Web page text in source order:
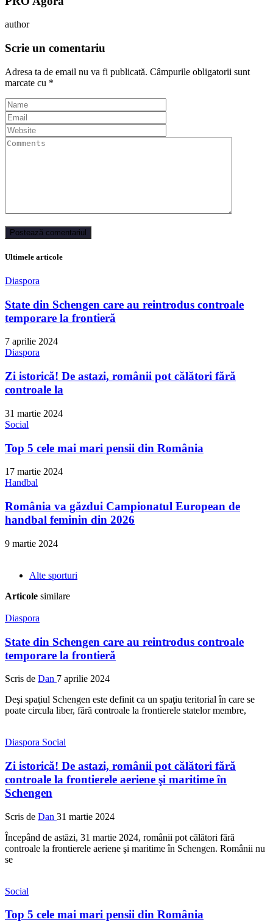
author
Scrie un comentariu
Adresa ta de email nu va fi publicată. Câmpurile obligatorii sunt
marcate cu *
Ultimele articole
Diaspora
State din Schengen care au reintrodus controale
temporare la frontieră
7 aprilie 2024
Diaspora
Zi istorică! De astazi, românii pot călători fără
controale la
31 martie 2024
Social
Top 5 cele mai mari pensii din România
17 martie 2024
Handbal
România va găzdui Campionatul European de
handbal feminin din 2026
9 martie 2024
Alte sporturi
Articole similare
Diaspora
State din Schengen care au reintrodus controale
temporare la frontieră
Scris de Dan 7 aprilie 2024
Deşi spaţiul Schengen este definit ca un spaţiu teritorial în care se
poate circula liber, fără controale la frontierele statelor membre,
Diaspora Social
Zi istorică! De astazi, românii pot călători fără
controale la frontierele aeriene şi maritime în
Schengen
Scris de Dan 31 martie 2024
Începând de astăzi, 31 martie 2024, românii pot călători fără
controale la frontierele aeriene şi maritime în Schengen. Românii nu
se
Social
Top 5 cele mai mari pensii din România